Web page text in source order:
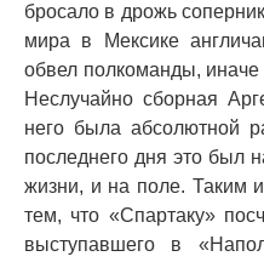
бросало в дрожь
мира в Мексике
обвел полкоманды,
Неслучайно сборная
него была абсолютной
последнего дня это был
жизни, и на поле. Таким
тем, что «Спартаку»
выступавшего в